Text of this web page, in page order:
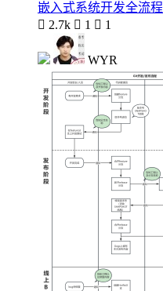
嵌入式系统开发全流程
 2.7k  1  1
WYR